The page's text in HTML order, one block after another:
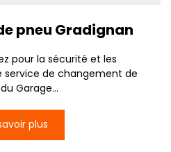
pneu Gradignan
pour la sécurité et les
de changement de
Garage...
plus